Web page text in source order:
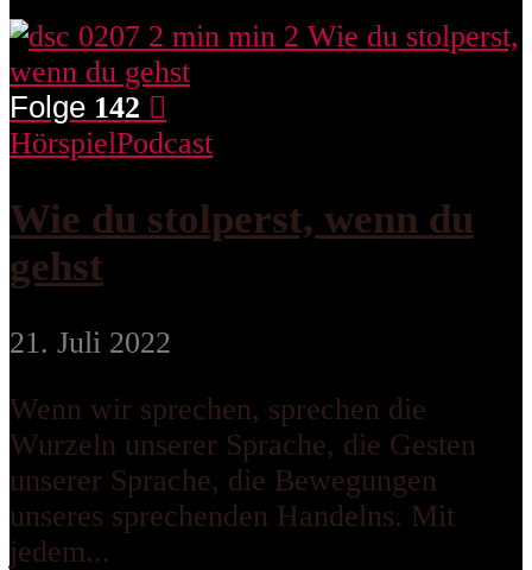
Folge 142
HörspielPodcast
Wie du stolperst, wenn du
gehst
21. Juli 2022
Wenn wir sprechen, sprechen die
Wurzeln unserer Sprache, die Gesten
unserer Sprache, die Bewegungen
unseres sprechenden Handelns. Mit
jedem...